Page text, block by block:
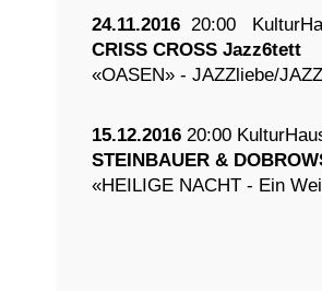
24.11.2016 20:00
CRISS CROSS Jazz6tett
«OASEN» - JAZZliebe/
15.12.201620:00
STEINBAUER &
«HEILIGE NACHT - Ein